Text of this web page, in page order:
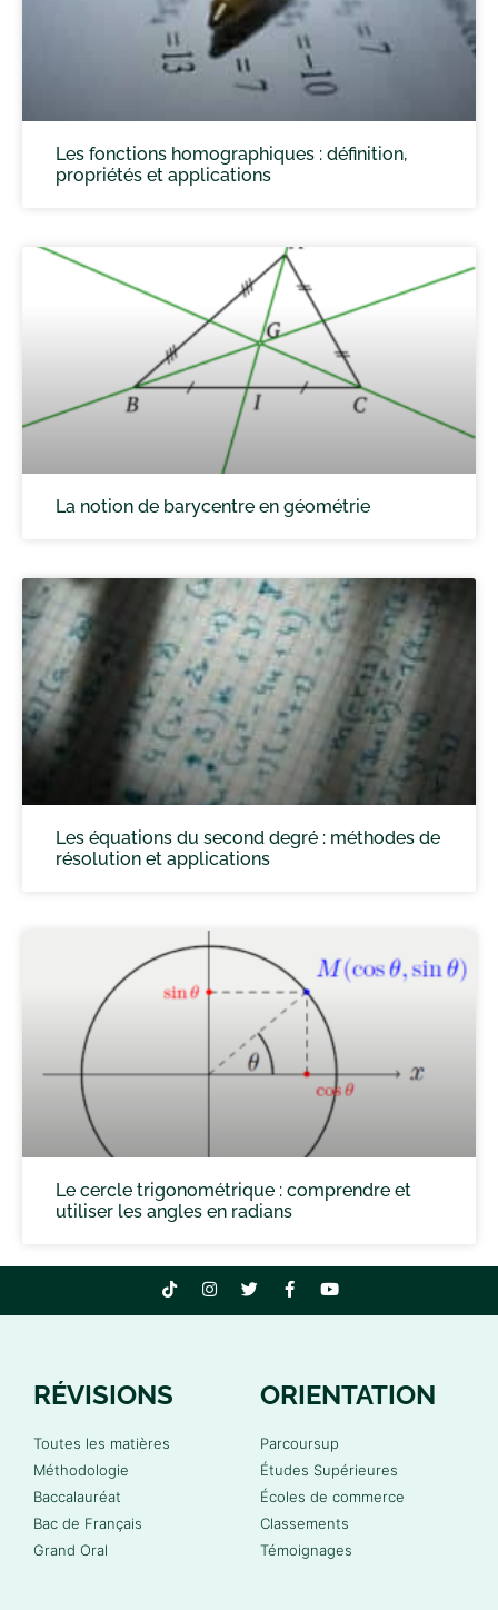
Les fonctions homographiques : définition,
propriétés et applications
La notion de barycentre en géométrie
Les équations du second degré : méthodes de
résolution et applications
Le cercle trigonométrique : comprendre et
utiliser les angles en radians
RÉVISIONS
Toutes les matières
Méthodologie
Baccalauréat
Bac de Français
Grand Oral
ORIENTATION
Parcoursup
Études Supérieures
Écoles de commerce
Classements
Témoignages